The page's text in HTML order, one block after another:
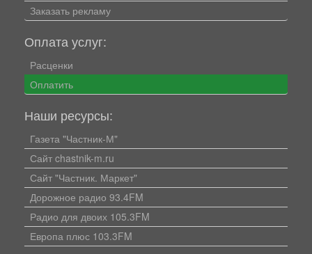
Заказать рекламу
Оплата услуг:
Расценки
Оплатить
Наши ресурсы:
Газета "Частник-М"
Сайт chastnik-m.ru
Сайт "Частник. Маркет"
Дорожное радио 93.4FM
Радио для двоих 105.3FM
Европа плюс 103.3FM